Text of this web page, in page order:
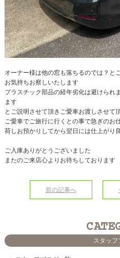
オーナー様は他の窓も落ちるのでは？と
お気持ちお察しいたします
プラスチック部品の経年劣化は避けられ
ます
とご説明させて頂きご愛車お渡しさせて
ご愛車でご旅行に行くとの事で急ぎのお
荷しお預かりしてから翌日には仕上がり
ご入庫ありがとうございました
またのご来店心よりお待ちしております
前の記事へ
スタッフ